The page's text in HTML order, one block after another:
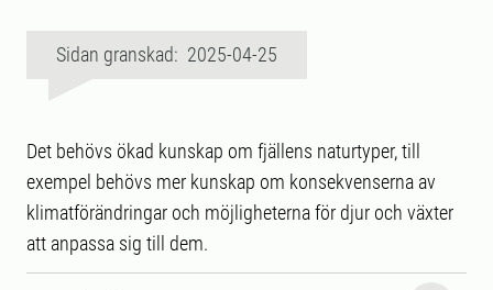
Sidan granskad: 2025-04-25
Det behövs ökad kunskap om fjällens naturtyper, till
exempel behövs mer kunskap om konsekvenserna av
klimatförändringar och möjligheterna för djur och växter
att anpassa sig till dem.